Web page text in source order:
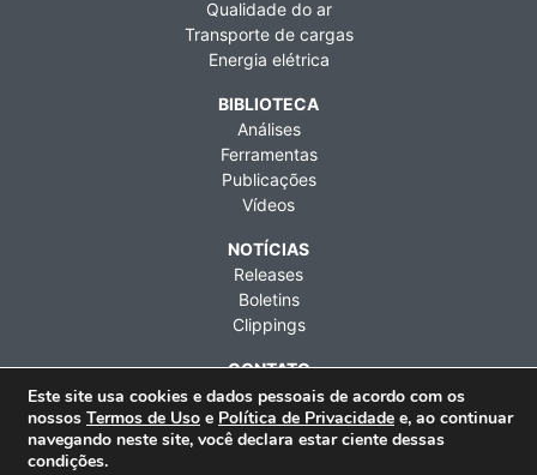
Qualidade do ar
Transporte de cargas
Energia elétrica
BIBLIOTECA
Análises
Ferramentas
Publicações
Vídeos
NOTÍCIAS
Releases
Boletins
Clippings
CONTATO
Fale conosco
Imprensa
Contratações
Este site usa cookies e dados pessoais de acordo com os
nossos Termos de Uso e Política de Privacidade e, ao continuar
navegando neste site, você declara estar ciente dessas
condições.